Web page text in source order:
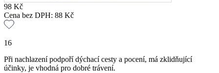
98 Kč
Cena bez DPH: 88 Kč
16
Při nachlazení podpoří dýchací cesty a pocení, má zklidňující
účinky, je vhodná pro dobré trávení.